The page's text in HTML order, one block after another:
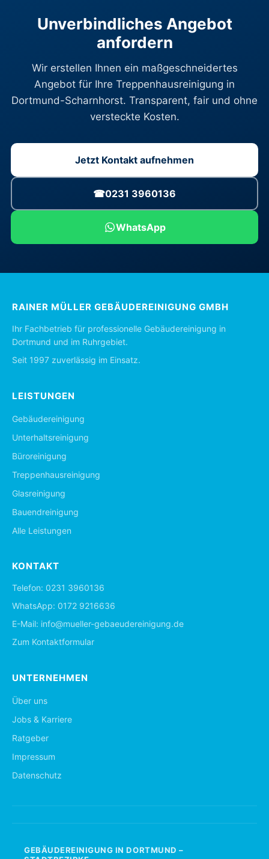
Unverbindliches Angebot
anfordern
Wir erstellen Ihnen ein maßgeschneidertes
Angebot für Ihre Treppenhausreinigung in
Dortmund-Scharnhorst. Transparent, fair und ohne
versteckte Kosten.
Jetzt Kontakt aufnehmen
☎0231 3960136
WhatsApp
RAINER MÜLLER GEBÄUDEREINIGUNG GMBH
Ihr Fachbetrieb für professionelle Gebäudereinigung in
Dortmund und im Ruhrgebiet.
Seit 1997 zuverlässig im Einsatz.
LEISTUNGEN
Gebäudereinigung
Unterhaltsreinigung
Büroreinigung
Treppenhausreinigung
Glasreinigung
Bauendreinigung
Alle Leistungen
KONTAKT
Telefon: 0231 3960136
WhatsApp: 0172 9216636
E-Mail: info@mueller-gebaeudereinigung.de
Zum Kontaktformular
UNTERNEHMEN
Über uns
Jobs & Karriere
Ratgeber
Impressum
Datenschutz
GEBÄUDEREINIGUNG IN DORTMUND –